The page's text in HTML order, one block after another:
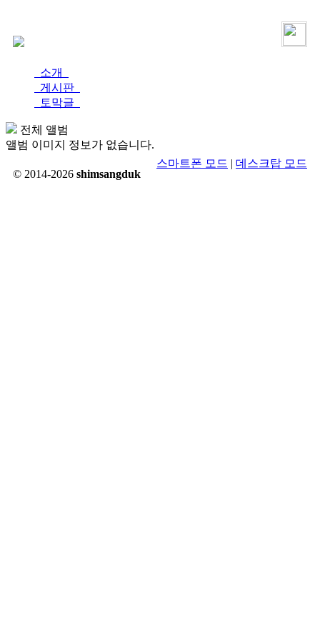
소개
게시판
토막글
전체 앨범
앨범 이미지 정보가 없습니다.
© 2014-2026 shimsangduk
스마트폰 모드 | 데스크탑 모드